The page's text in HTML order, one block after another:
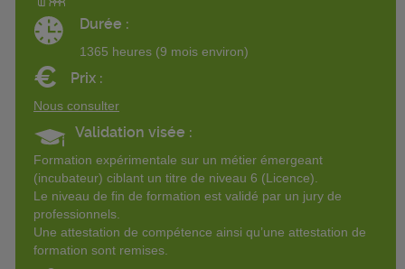
Durée :
1365 heures (9 mois environ)
€ Prix :
Nous consulter
Validation visée :
Formation expérimentale sur un métier émergeant
(incubateur) ciblant un titre de niveau 6 (Licence).
Le niveau de fin de formation est validé par un jury de
professionnels.
Une attestation de compétence ainsi qu’une attestation de
formation sont remises.